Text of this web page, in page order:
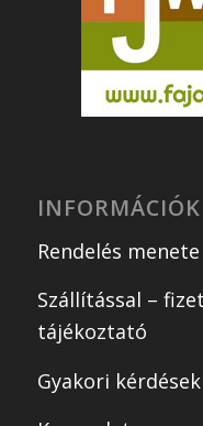
INFORMÁCIÓK
Rendelés menete
Szállítással –
tájékoztató
Gyakori kérdések